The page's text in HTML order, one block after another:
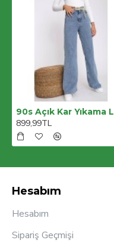
899,99TL
Hesabım
Hesabım
Sipariş Geçmişi